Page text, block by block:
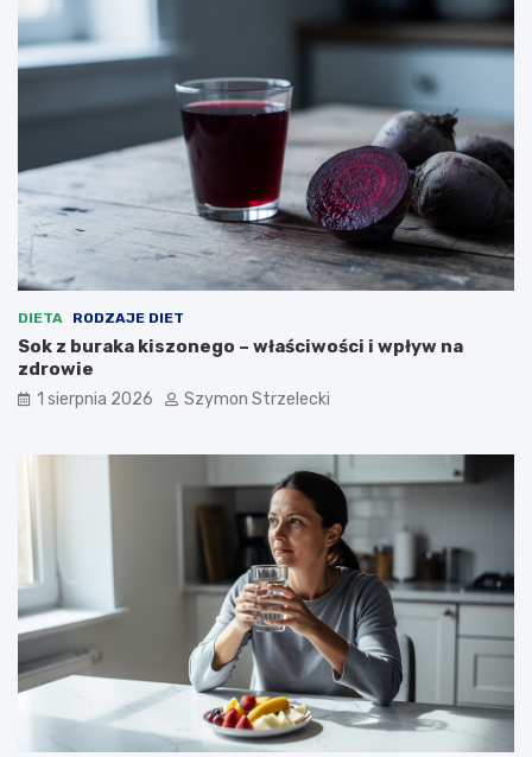
DIETA RODZAJE DIET
Sok z buraka kiszonego – właściwości i wpływ na
zdrowie
1 sierpnia 2026 Szymon Strzelecki